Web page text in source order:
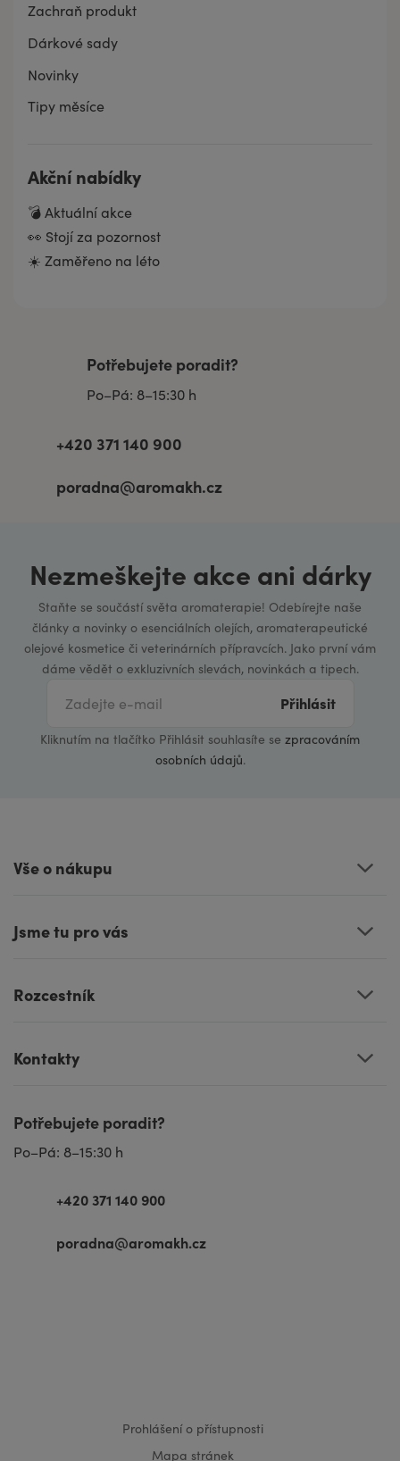
Zachraň produkt
Dárkové sady
Novinky
Tipy měsíce
Akční nabídky
💣 Aktuální akce
👀 Stojí za pozornost
☀️ Zaměřeno na léto
Potřebujete poradit?
Po–Pá: 8–15:30 h
+420 371 140 900
poradna@aromakh.cz
Nezmeškejte akce ani dárky
Staňte se součástí světa aromaterapie! Odebírejte naše
články a novinky o esenciálních olejích, aromaterapeutické
olejové kosmetice či veterinárních přípravcích. Jako první vám
dáme vědět o exkluzivních slevách, novinkách a tipech.
Přihlásit
Kliknutím na tlačítko Přihlásit souhlasíte se zpracováním
osobních údajů.
Vše o nákupu
Jsme tu pro vás
Rozcestník
Kontakty
Potřebujete poradit?
Po–Pá: 8–15:30 h
+420 371 140 900
poradna@aromakh.cz
Prohlášení o přístupnosti
Mapa stránek